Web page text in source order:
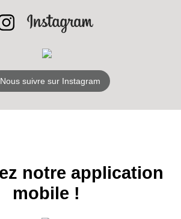
Nous suivre sur Instagram
notre application
mobile !